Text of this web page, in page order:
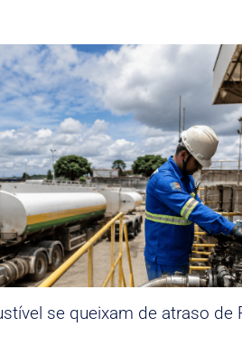
se queixam de atraso de